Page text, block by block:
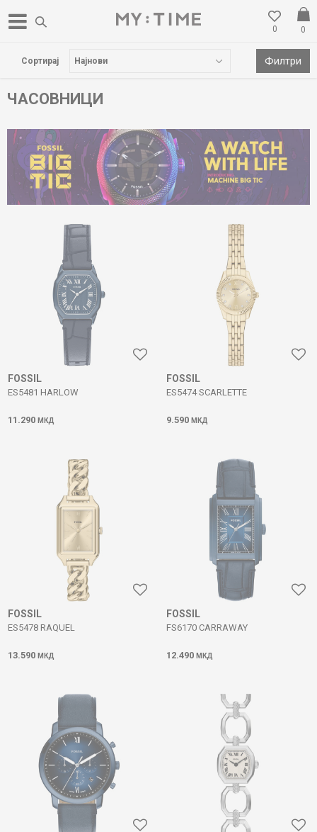
0
0
НОВА ЛОКАЦИЈА ВО ГОСТИВАР
ЧАСОВНИЦИ
Сортирај Филтри
FOSSIL
ES5481 HARLOW
11.290 МКД
FOSSIL
ES5474 SCARLETTE
9.590 МКД
FOSSIL
ES5478 RAQUEL
13.590 МКД
FOSSIL
FS6170 CARRAWAY
12.490 МКД